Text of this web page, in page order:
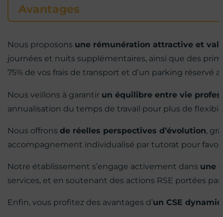
Avantages
Nous proposons une rémunération attractive et
journées et nuits supplémentaires, ainsi que des
75% de vos frais de transport et d’un parking réservé
Nous veillons à garantir un équilibre entre vie
annualisation du temps de travail pour plus de
Nous offrons de réelles perspectives d’évolution,
accompagnement individualisé par tutorat pour
Notre établissement s’engage activement dans une
services, et en soutenant des actions RSE portées
Enfin, vous profitez des avantages d’un CSE